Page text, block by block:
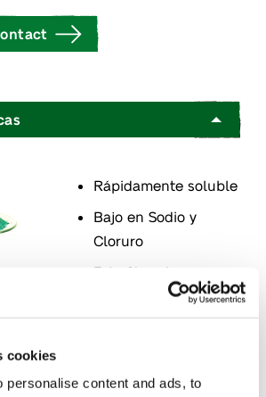
cookies
personalise content and ads, to
Rápidamente soluble
Bajo en Sodio y
Cloruro
Esta fórmula es un
ejemplo de nuestra
amplia gama de NPKs
Proceso de